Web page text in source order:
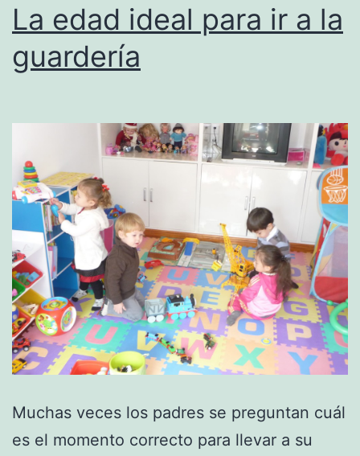
La edad ideal para ir a la
guardería
Muchas veces los padres se preguntan cuál
es el momento correcto para llevar a su